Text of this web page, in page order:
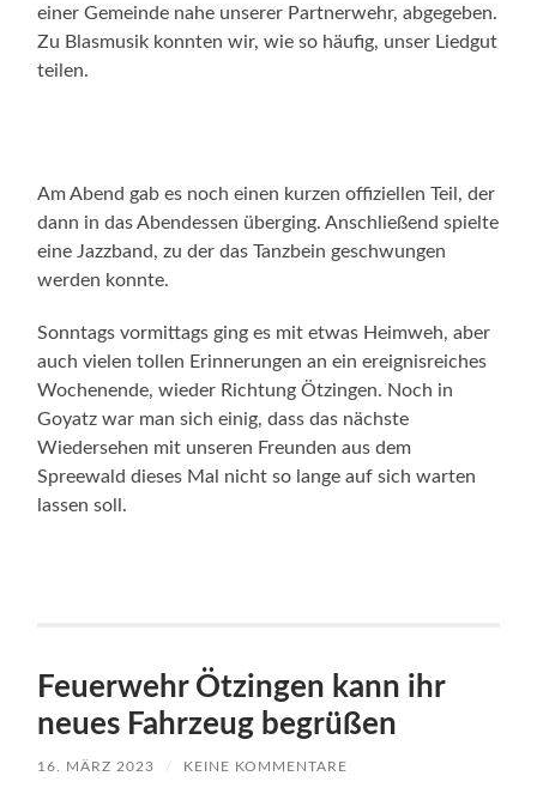
einer Gemeinde nahe unserer Partnerwehr, abgegeben.
Zu Blasmusik konnten wir, wie so häufig, unser Liedgut
teilen.
Am Abend gab es noch einen kurzen offiziellen Teil, der
dann in das Abendessen überging. Anschließend spielte
eine Jazzband, zu der das Tanzbein geschwungen
werden konnte.
Sonntags vormittags ging es mit etwas Heimweh, aber
auch vielen tollen Erinnerungen an ein ereignisreiches
Wochenende, wieder Richtung Ötzingen. Noch in
Goyatz war man sich einig, dass das nächste
Wiedersehen mit unseren Freunden aus dem
Spreewald dieses Mal nicht so lange auf sich warten
lassen soll.
Feuerwehr Ötzingen kann ihr
neues Fahrzeug begrüßen
16. MÄRZ 2023 / KEINE KOMMENTARE